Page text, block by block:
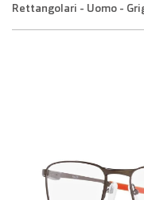
Rettangolari - Uomo -